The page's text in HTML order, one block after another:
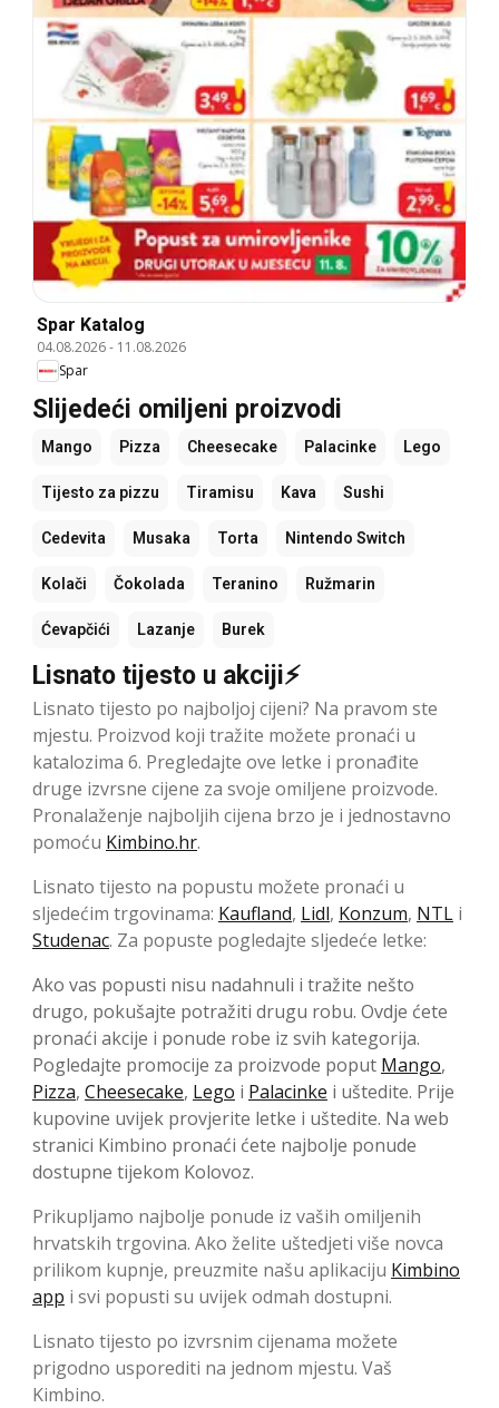
Spar Katalog
04.08.2026- 11.08.2026
Spar
Slijedeći omiljeni proizvodi
Mango Pizza Cheesecake Palacinke Lego
Tijesto za pizzu Tiramisu Kava Sushi
Cedevita Musaka Torta Nintendo Switch
Kolači Čokolada Teranino Ružmarin
Ćevapčići Lazanje Burek
Lisnato tijesto u akciji⚡
Lisnato tijesto po najboljoj cijeni? Na pravom ste
mjestu. Proizvod koji tražite možete pronaći u
katalozima 6. Pregledajte ove letke i pronađite
druge izvrsne cijene za svoje omiljene proizvode.
Pronalaženje najboljih cijena brzo je i jednostavno
pomoću Kimbino.hr.
Lisnato tijesto na popustu možete pronaći u
sljedećim trgovinama: Kaufland, Lidl, Konzum, NTL i
Studenac. Za popuste pogledajte sljedeće letke:
Ako vas popusti nisu nadahnuli i tražite nešto
drugo, pokušajte potražiti drugu robu. Ovdje ćete
pronaći akcije i ponude robe iz svih kategorija.
Pogledajte promocije za proizvode poput Mango,
Pizza, Cheesecake, Lego i Palacinke i uštedite. Prije
kupovine uvijek provjerite letke i uštedite. Na web
stranici Kimbino pronaći ćete najbolje ponude
dostupne tijekom Kolovoz.
Prikupljamo najbolje ponude iz vaših omiljenih
hrvatskih trgovina. Ako želite uštedjeti više novca
prilikom kupnje, preuzmite našu aplikaciju Kimbino
app i svi popusti su uvijek odmah dostupni.
Lisnato tijesto po izvrsnim cijenama možete
prigodno usporediti na jednom mjestu. Vaš
Kimbino.